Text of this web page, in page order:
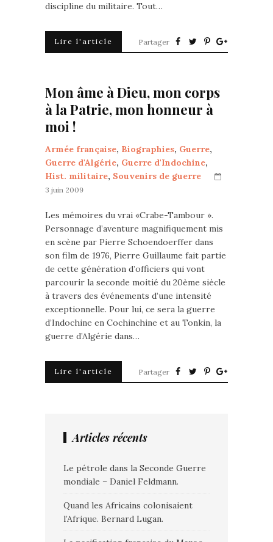
discipline du militaire. Tout…
Lire l'article Partager
Mon âme à Dieu, mon corps
à la Patrie, mon honneur à
moi !
Armée française, Biographies, Guerre,
Guerre d'Algérie, Guerre d'Indochine,
Hist. militaire, Souvenirs de guerre
3 juin 2009
Les mémoires du vrai «Crabe-Tambour ».
Personnage d’aventure magnifiquement mis
en scène par Pierre Schoendoerffer dans
son film de 1976, Pierre Guillaume fait partie
de cette génération d’officiers qui vont
parcourir la seconde moitié du 20ème siècle
à travers des événements d’une intensité
exceptionnelle. Pour lui, ce sera la guerre
d’Indochine en Cochinchine et au Tonkin, la
guerre d’Algérie dans…
Lire l'article Partager
Articles récents
Le pétrole dans la Seconde Guerre
mondiale – Daniel Feldmann.
Quand les Africains colonisaient
l’Afrique. Bernard Lugan.